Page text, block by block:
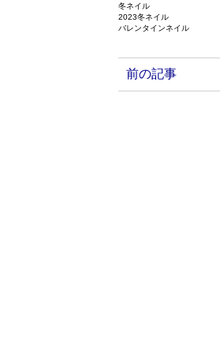
冬ネイル
2023冬ネイル
バレンタインネイル
前の記事